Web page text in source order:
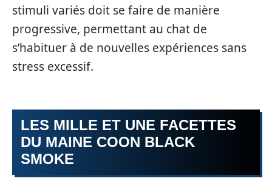
stimuli variés doit se faire de manière
progressive, permettant au chat de
s’habituer à de nouvelles expériences sans
stress excessif.
LES MILLE ET UNE FACETTES
DU MAINE COON BLACK
SMOKE